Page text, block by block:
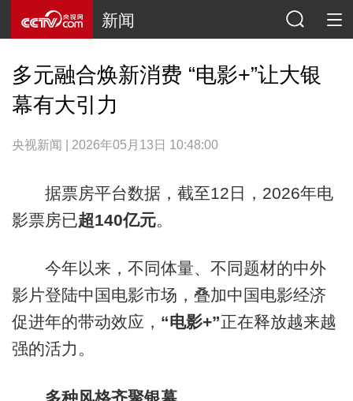
新闻
多元融合焕新消费 “电影+”让大银
幕有大引力
央视新闻 | 2026年05月13日 10:48:00
据票房平台数据，截至12日，2026年电
影票房已超140亿元。
今年以来，不同体量、不同题材的中外
影片登陆中国电影市场，叠加中国电影经济
促进年的带动效应， “电影+”正在释放越来越
强的活力。
多种风格齐聚银幕